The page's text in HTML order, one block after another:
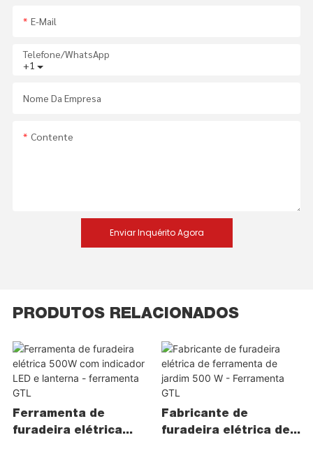
E-Mail
+1
Telefone/WhatsApp
Nome Da Empresa
Contente
Enviar Inquérito Agora
PRODUTOS RELACIONADOS
Ferramenta de
furadeira elétrica
Fabricante de
furadeira elétrica de